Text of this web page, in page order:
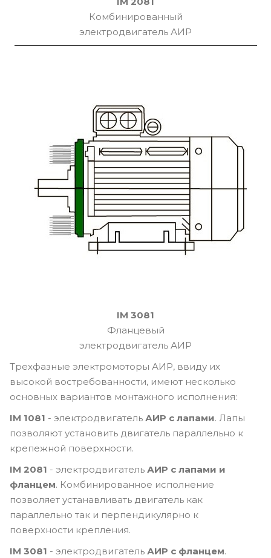
Комбинированный
электродвигатель АИР
IM 3081
Фланцевый
электродвигатель АИР
Трехфазные электромоторы АИР, ввиду их
высокой востребованности, имеют несколько
основных вариантов монтажного исполнения:
IM 1081 - электродвигатель АИР с лапами. Лапы
позволяют установить двигатель параллельно к
крепежной поверхности.
IM 2081 - электродвигатель АИР с лапами и
фланцем. Комбинированное исполнение
позволяет устанавливать двигатель как
параллельно так и перпендикулярно к
поверхности крепления.
IM 3081 - электродвигатель АИР с фланцем.